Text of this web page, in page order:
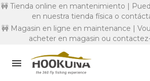
🚧 Tienda online en mantenimiento |
en nuestra tienda física o
🚧 Magasin en ligne en maintenance |
acheter en magasin ou
